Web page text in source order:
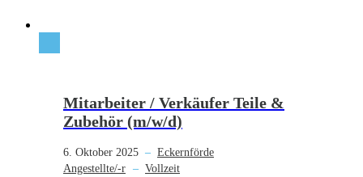
Mitarbeiter / Verkäufer Teile &
Zubehör (m/w/d)
6. Oktober 2025 – Eckernförde
Angestellte/-r – Vollzeit